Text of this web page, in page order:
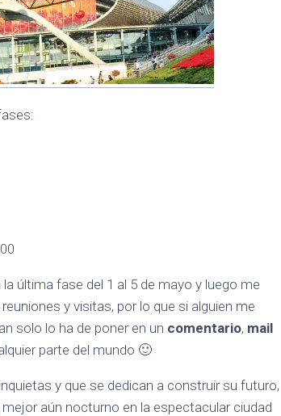
última fase del 1 al 5 de mayo y luego me
y visitas, por lo que si alguien me
solo lo ha de poner en un comentario, mail
parte del mundo 🙂
y que se dedican a construir su futuro,
aún nocturno en la espectacular ciudad